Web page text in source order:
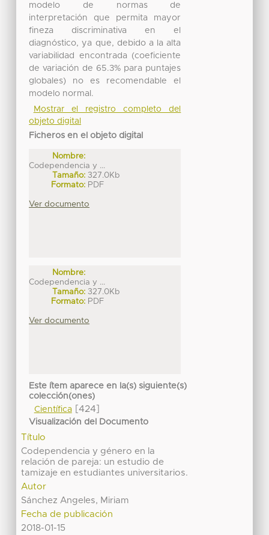
modelo de normas de
interpretación que permita mayor
fineza discriminativa en el
diagnóstico, ya que, debido a la alta
variabilidad encontrada (coeficiente
de variación de 65.3% para puntajes
globales) no es recomendable el
modelo normal.
Mostrar el registro completo del
objeto digital
Ficheros en el objeto digital
Nombre:
Codependencia y ...
Tamaño: 327.0Kb
Formato: PDF
Ver documento
Nombre:
Codependencia y ...
Tamaño: 327.0Kb
Formato: PDF
Ver documento
Este ítem aparece en la(s) siguiente(s)
colección(ones)
Científica[424]
Visualización del Documento
Título
Codependencia y género en la
relación de pareja: un estudio de
tamizaje en estudiantes universitarios.
Autor
Sánchez Angeles, Miriam
Fecha de publicación
2018-01-15